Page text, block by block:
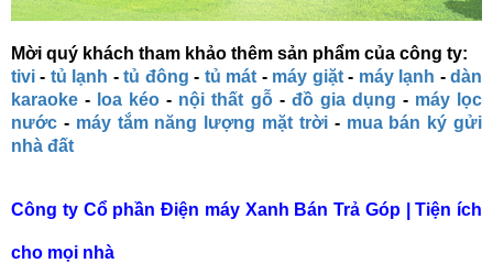
Mời quý khách tham khảo thêm sản phẩm của công ty:
tivi - tủ lạnh -tủ đông - tủ mát - máy giặt- máy lạnh -dàn
karaoke - loa kéo - nội thất gỗ- đồ gia dụng - máy lọc
nước - máy tắm năng lượng mặt trời- mua bán ký gửi
nhà đất
Công ty Cổ phần Điện máy Xanh Bán Trả Góp| Tiện ích
cho mọi nhà